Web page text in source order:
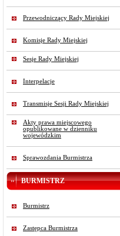
Przewodniczący Rady Miejskiej
Komisje Rady Miejskiej
Sesje Rady Miejskiej
Interpelacje
Transmisje Sesji Rady Miejskiej
Akty prawa miejscowego
opublikowane w dzienniku
wojewódzkim
Sprawozdania Burmistrza
BURMISTRZ
Burmistrz
Zastępca Burmistrza